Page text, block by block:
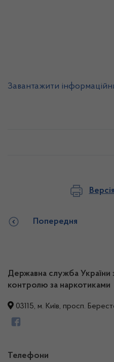
Завантажити
Попередня
Державна служба України
контролю за наркотиками
03115, м. Київ, просп.
Телефони